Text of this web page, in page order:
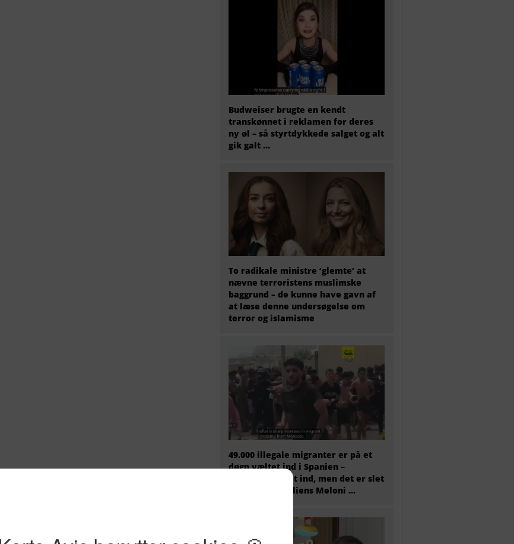
Budweiser brugte en kendt
transkønnet i reklamen for deres
ny øl – så styrtdykkede salget og alt
gik galt …
To radikale ministre ‘glemte’ at
nævne terroristens muslimske
baggrund – de kunne have gavn af
at læse denne undersøgelse om
terror og islamisme
49.000 illegale migranter er på et
døgn væltet ind i Spanien –
militæret er sat ind, men det er slet
ikke nok og Italiens Meloni ...